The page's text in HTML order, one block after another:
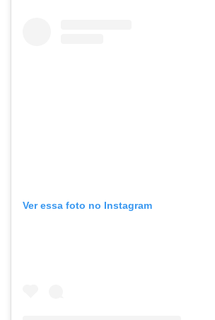
Ver essa foto no Instagram